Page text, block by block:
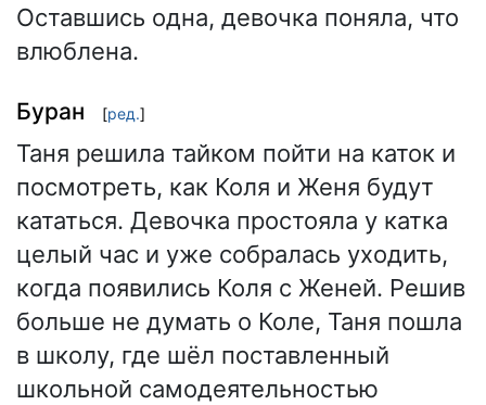
Оставшись одна, девочка поняла, что
влюблена.
Буран [ред.]
Таня решила тайком пойти на каток и
посмотреть, как Коля и Женя будут
кататься. Девочка простояла у катка
целый час и уже собралась уходить,
когда появились Коля с Женей. Решив
больше не думать о Коле, Таня пошла
в школу, где шёл поставленный
школьной самодеятельностью